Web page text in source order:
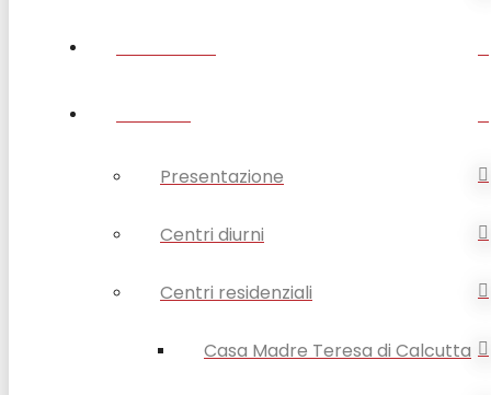
Presentazione
Centri diurni
Centri residenziali
Casa Madre Teresa di Calcutta